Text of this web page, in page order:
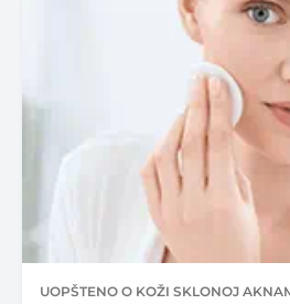
UOPŠTENO O KOŽI SKLONOJ